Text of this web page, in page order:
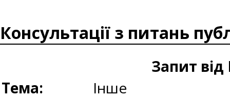
Консультації з питань
Запит від
Тема:
Інше